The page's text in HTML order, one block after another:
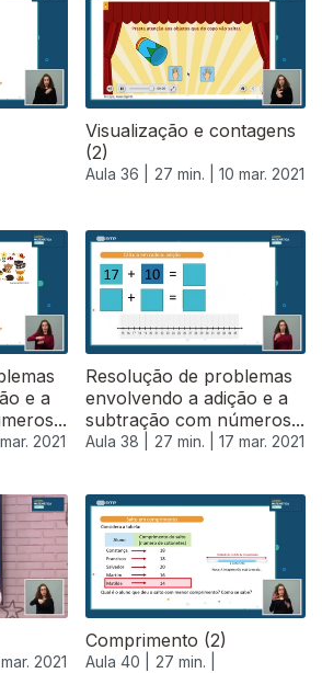
Visualização e contagens
(2)
Aula 36 | 27 min. | 10 mar. 2021
e a
2021
Resolução de problemas
envolvendo a adição e a
subtração com números...
Aula 38 | 27 min. | 17 mar. 2021
2021
Comprimento (2)
Aula 40 |
27 min. |